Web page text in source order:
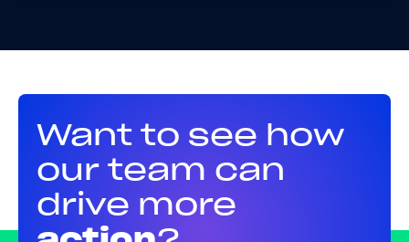
Want to see how
our team can
drive more